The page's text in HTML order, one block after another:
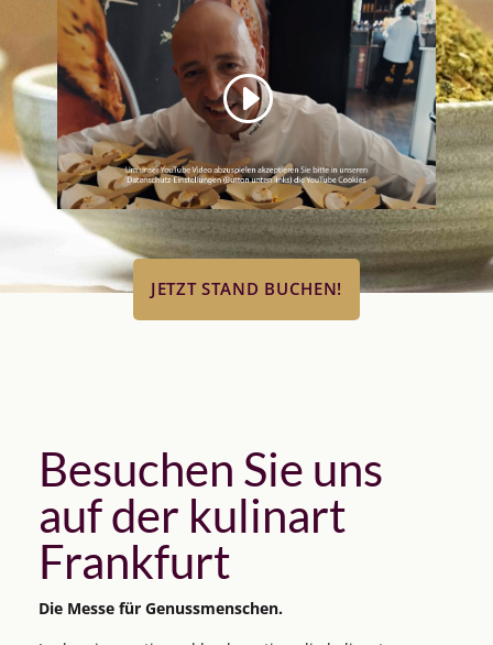
Sie sehen gerade einen Platzhalterinhalt von
Standard. Um auf den eigentlichen Inhalt
zuzugreifen, klicken Sie auf den Button unten.
Bitte beachten Sie, dass dabei Daten an
Drittanbieter weitergegeben werden.
Inhalt entsperren
Weitere Informationen
JETZT STAND BUCHEN!
Besuchen Sie uns
auf der kulinart
Frankfurt
Die Messe für Genussmenschen.